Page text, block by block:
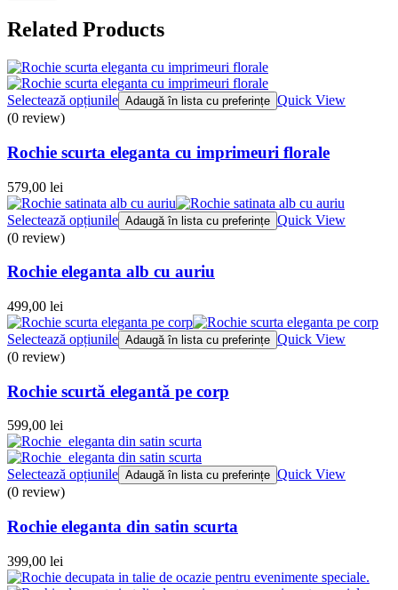
Related Products
Selectează opțiunile Adaugă în lista cu preferințe Quick View
(0 review)
Rochie scurta eleganta cu imprimeuri florale
579,00 lei
Selectează opțiunile Adaugă în lista cu preferințe Quick View
(0 review)
Rochie eleganta alb cu auriu
499,00 lei
Selectează opțiunile Adaugă în lista cu preferințe Quick View
(0 review)
Rochie scurtă elegantă pe corp
599,00 lei
Selectează opțiunile Adaugă în lista cu preferințe Quick View
(0 review)
Rochie eleganta din satin scurta
399,00 lei